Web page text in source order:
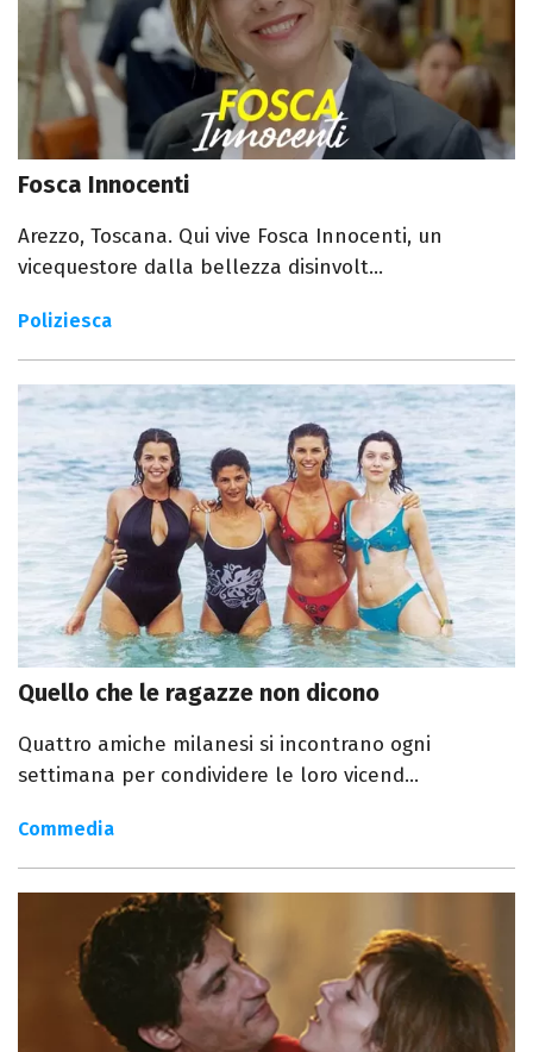
Fosca Innocenti
Arezzo, Toscana. Qui vive Fosca Innocenti, un
vicequestore dalla bellezza disinvolt...
Poliziesca
Quello che le ragazze non dicono
Quattro amiche milanesi si incontrano ogni
settimana per condividere le loro vicend...
Commedia